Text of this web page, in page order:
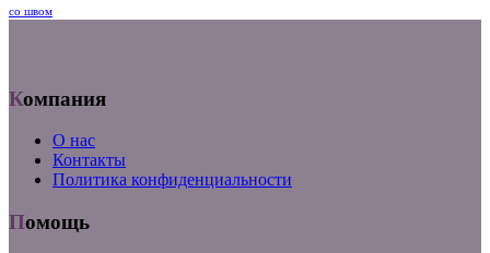
со швом
Компания
О нас
Контакты
Политика конфиденциальности
Помощь